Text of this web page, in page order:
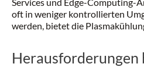
oft in weniger kontrollierten
werden, bietet die
Herausforderungen